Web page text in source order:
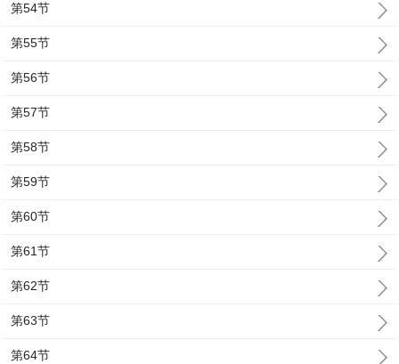
第54节
第55节
第56节
第57节
第58节
第59节
第60节
第61节
第62节
第63节
第64节